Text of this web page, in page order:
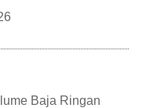
Baja Ringan